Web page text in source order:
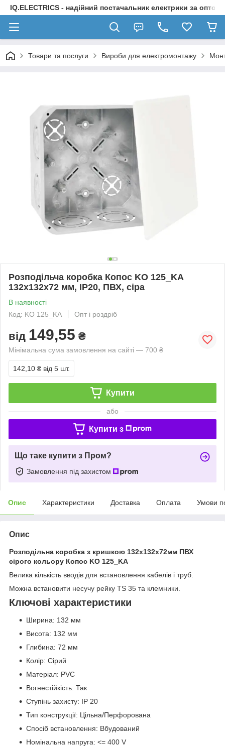
IQ.ELECTRICS - надійний постачальник електрики за
Товари та послуги Вироби для електромонтажу
Розподільча коробка Копос KO 125_KA
132х132х72 мм, IP20, ПВХ, сіра
В наявності
Код: KO 125_KA
Опт і роздріб
від 149,55 ₴
Мінімальна сума замовлення на сайті — 700 ₴
142,10 ₴ від 5 шт.
Купити
або
Купити з
Що таке купити з Пром?
Замовлення під захистом
Опис Характеристики Доставка Оплата Умови
Опис
Розподільна коробка з кришкою 132х132х72мм ПВХ
сірого кольору Копос KO 125_KA
Велика кількість вводів для встановлення кабелів і труб.
Можна встановити несучу рейку TS 35 та клемники.
Ключові характеристики
Ширина: 132 мм
Висота: 132 мм
Глибина: 72 мм
Колір: Сірий
Матеріал: PVC
Вогнестійкість: Так
Ступінь захисту: IP 20
Тип конструкції: Цільна/Перфорована
Спосіб встановлення: Вбудований
Номінальна напруга: <= 400 V